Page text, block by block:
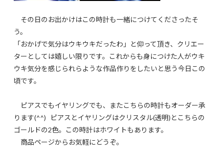
その日のお出かけはこの時計も一緒につけてくださったそ
う。
「おかげで気分はウキウキだったわ」と仰って頂き、クリエー
ターとしては嬉しい限りです。これからも身につけた人がウキ
ウキ気分を感じられらような作品作りをしたいと思う今日この
頃です。
ピアスでもイヤリングでも、またこちらの時計もオーダー承
ります(^^) ピアスとイヤリングはクリスタル(透明)とこちらの
ゴールドの2色。この時計はホワイトもあります。
商品ページからお気軽にどうぞ。